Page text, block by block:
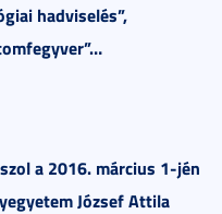
hadviselés”,
a 2016. március 1-jén
József Attila